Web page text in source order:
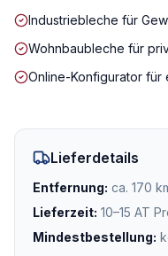
Industriebleche für
Wohnbaubleche für
Online-Konfigurator für
Lieferdetails
Entfernung: ca. 170
Lieferzeit: 10–15 AT
Mindestbestellung: